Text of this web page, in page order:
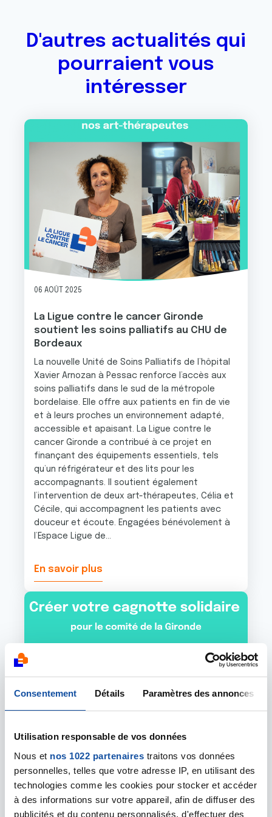
Consentement Détails Paramètres des annonces
Utilisation responsable de vos données
Nous et nos 1022 partenaires traitons vos données
personnelles, telles que votre adresse IP, en utilisant des
technologies comme les cookies pour stocker et accéder
à des informations sur votre appareil, afin de diffuser des
publicités et du contenu personnalisés, d'effectuer des
D'autres actualités qui
pourraient vous
intéresser
Image
06 AOÛT 2025
La Ligue contre le cancer Gironde
soutient les soins palliatifs au CHU de
Bordeaux
La nouvelle Unité de Soins Palliatifs de l’hôpital
Xavier Arnozan à Pessac renforce l’accès aux
soins palliatifs dans le sud de la métropole
bordelaise. Elle offre aux patients en fin de vie
et à leurs proches un environnement adapté,
accessible et apaisant. La Ligue contre le
cancer Gironde a contribué à ce projet en
finançant des équipements essentiels, tels
qu’un réfrigérateur et des lits pour les
accompagnants. Il soutient également
l’intervention de deux art-thérapeutes, Célia et
Cécile, qui accompagnent les patients avec
douceur et écoute. Engagées bénévolement à
l’Espace Ligue de...
En savoir plus
Image
Notre nouvelle page de collecte !
Le Comité de la Gironde de la Ligue contre le